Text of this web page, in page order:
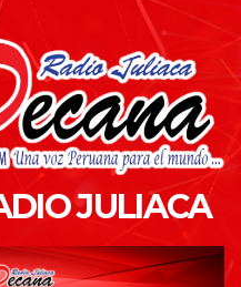
JULIACA